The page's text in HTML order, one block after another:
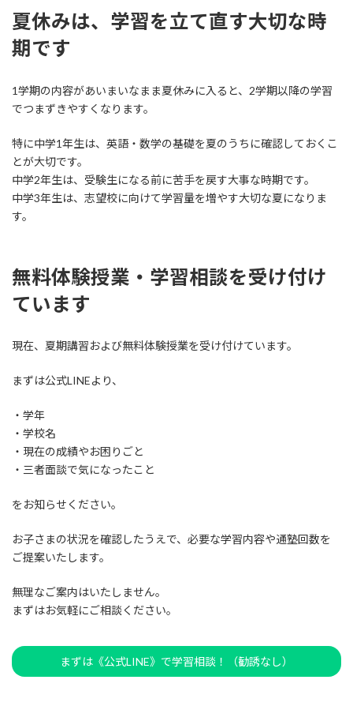
夏休みは、学習を立て直す大切な時
期です
1学期の内容があいまいなまま夏休みに入ると、2学期以降の学習
でつまずきやすくなります。
特に中学1年生は、英語・数学の基礎を夏のうちに確認しておくこ
とが大切です。
中学2年生は、受験生になる前に苦手を戻す大事な時期です。
中学3年生は、志望校に向けて学習量を増やす大切な夏になりま
す。
無料体験授業・学習相談を受け付け
ています
現在、夏期講習および無料体験授業を受け付けています。
まずは公式LINEより、
・学年
・学校名
・現在の成績やお困りごと
・三者面談で気になったこと
をお知らせください。
お子さまの状況を確認したうえで、必要な学習内容や通塾回数を
ご提案いたします。
無理なご案内はいたしません。
まずはお気軽にご相談ください。
まずは《公式LINE》で学習相談！（勧誘なし）